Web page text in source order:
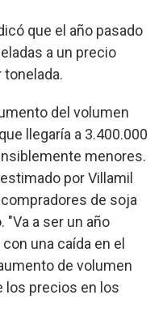
que el año pasado
a un precio
tonelada.
del volumen
llegaría a 3.400.000
menores.
por Villamil
de soja
"Va a ser un año
una caída en el
de volumen
los precios en los